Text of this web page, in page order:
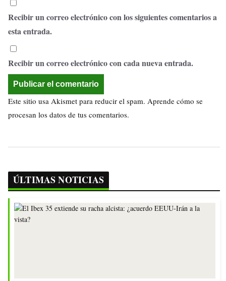
Recibir un correo electrónico con los siguientes comentarios a
esta entrada.
Recibir un correo electrónico con cada nueva entrada.
Este sitio usa Akismet para reducir el spam. Aprende cómo se
procesan los datos de tus comentarios.
ÚLTIMAS NOTICIAS